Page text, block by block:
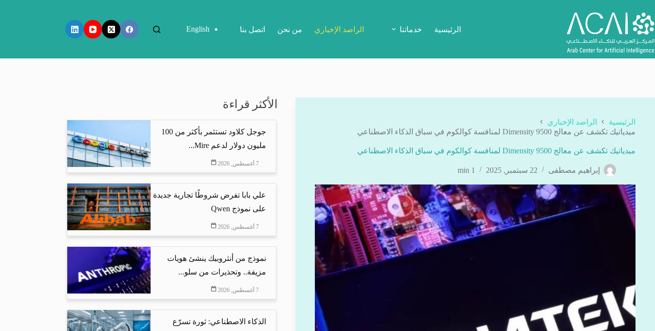
إلى
المحتوى
الرئيسية خدماتنا الراصد الإخباري من نحن اتصل بنا English
الرئيسية
الراصد الإخباري
ميدياتيك تكشف عن معالج Dimensity 9500 لمنافسة كوالكوم في سباق الذكاء الاصطناعي
ميدياتيك تكشف عن معالج Dimensity 9500 لمنافسة كوالكوم في سباق الذكاء الاصطناعي
إبراهيم مصطفى 22 سبتمبر, 2025 1 min
الأكثر قراءة
جوجل كلاود تستثمر بأكثر من 100
مليون دولار لدعم Mire...
7 أغسطس, 2026
علي بابا تفرض شروطًا تجارية جديدة
على نموذج Qwen
7 أغسطس, 2026
نموذج من أنثروبيك ينشئ هويات
مزيفة.. وتحذيرات من سلو...
7 أغسطس, 2026
الذكاء الاصطناعي: ثورة تسرّع